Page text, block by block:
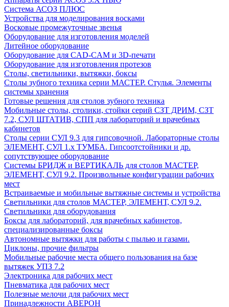
Система АСОЗ ПЛЮС
Устройства для моделирования восками
Восковые промежуточные звенья
Оборудование для изготовления моделей
Литейное оборудование
Оборудование для CAD-CAM и 3D-печати
Оборудование для изготовления протезов
Cтолы, светильники, вытяжки, боксы
Столы зубного техника серии МАСТЕР. Стулья. Элементы
системы хранения
Готовые решения для столов зубного техника
Мобильные столы, столики, стойки серий СЗТ ДРИМ, СЗТ
7.2, СУЛ ШТАТИВ, СПП для лабораторий и врачебных
кабинетов
Столы серии СУЛ 9.3 для гипсовочной. Лабораторные столы
ЭЛЕМЕНТ, СУЛ 1.х ТУМБА. Гипсоотстойники и др.
сопутствующее оборудование
Системы БРИДЖ и ВЕРТИКАЛЬ для столов МАСТЕР,
ЭЛЕМЕНТ, СУЛ 9.2. Произвольные конфигурации рабочих
мест
Встраиваемые и мобильные вытяжные системы и устройства
Светильники для столов МАСТЕР, ЭЛЕМЕНТ, СУЛ 9.2.
Светильники для оборудования
Боксы для лабораторий, для врачебных кабинетов,
специализированные боксы
Автономные вытяжки для работы с пылью и газами.
Циклоны, прочие фильтры
Мобильные рабочие места общего пользования на базе
вытяжек УПЗ 7.2
Электроника для рабочих мест
Пневматика для рабочих мест
Полезные мелочи для рабочих мест
Принадлежности АВЕРОН